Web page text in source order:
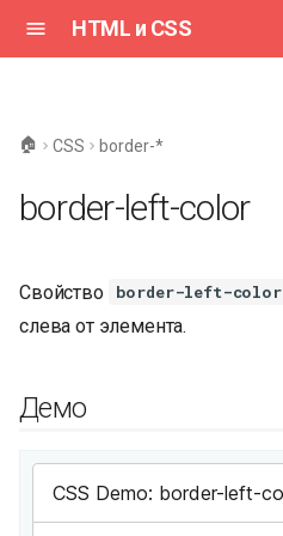
HTML и CSS
ц
а
л
з
🏠 CSS border-*
border-left-color
Свойство border-left-color
слева от элемента.
Демо